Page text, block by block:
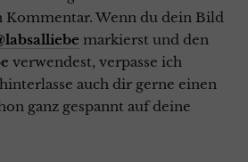
Kommentar. Wenn du dein Bild
markierst und den
verwendest, verpasse ich
auch dir gerne einen
ganz gespannt auf deine